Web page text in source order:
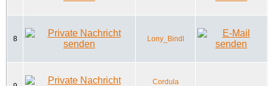
8 Lony_Bindl
Cordula